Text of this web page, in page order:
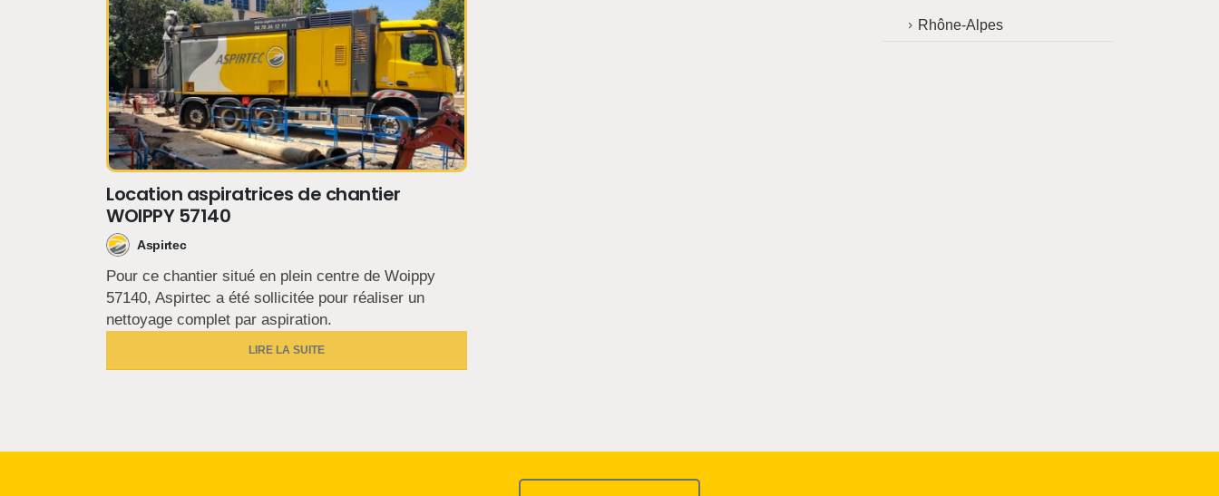
Location aspiratrices de chantier
WOIPPY 57140
Aspirtec
Pour ce chantier situé en plein centre de Woippy
57140, Aspirtec a été sollicitée pour réaliser un
nettoyage complet par aspiration.
LIRE LA SUITE
Rhône-Alpes